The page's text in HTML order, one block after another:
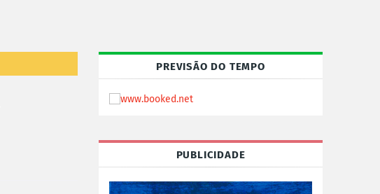
PREVISÃO DO TEMPO
PUBLICIDADE